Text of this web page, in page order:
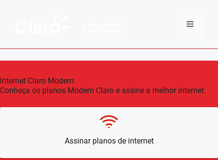
Menu
Internet Claro Modem
Conheça os planos Modem Claro e assine a melhor internet.
Assinar planos de internet